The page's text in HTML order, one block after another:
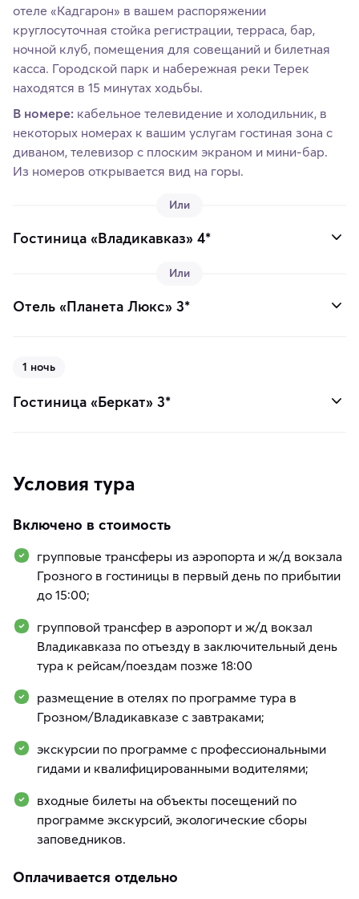
отеле «Кадгарон» в вашем распоряжении
круглосуточная стойка регистрации, терраса, бар,
ночной клуб, помещения для совещаний и билетная
касса. Городской парк и набережная реки Терек
находятся в 15 минутах ходьбы.
В номере: кабельное телевидение и холодильник, в
некоторых номерах к вашим услугам гостиная зона с
диваном, телевизор с плоским экраном и мини-бар.
Из номеров открывается вид на горы.
Или
Гостиница «Владикавказ» 4*
Или
Отель «Планета Люкс» 3*
1 ночь
Гостиница «Беркат» 3*
Условия тура
Включено в стоимость
групповые трансферы из аэропорта и ж/д вокзала
Грозного в гостиницы в первый день по прибытии
до 15:00;
групповой трансфер в аэропорт и ж/д вокзал
Владикавказа по отъезду в заключительный день
тура к рейсам/поездам позже 18:00
размещение в отелях по программе тура в
Грозном/Владикавказе с завтраками;
экскурсии по программе с профессиональными
гидами и квалифицированными водителями;
входные билеты на объекты посещений по
программе экскурсий, экологические сборы
заповедников.
Оплачивается отдельно